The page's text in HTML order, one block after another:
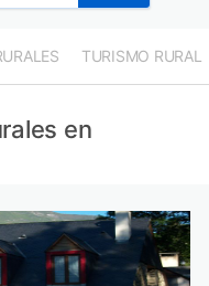
TURISMO RURAL
en